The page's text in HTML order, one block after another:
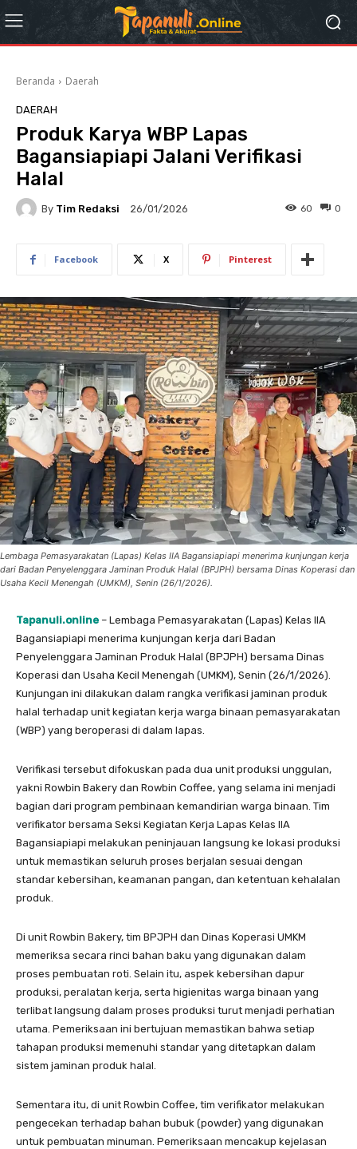
Beranda Daerah
DAERAH
Produk Karya WBP Lapas
Bagansiapiapi Jalani Verifikasi
Halal
By Tim Redaksi 26/01/2026 0
60
Facebook X Pinterest
Lembaga Pemasyarakatan (Lapas) Kelas IIA Bagansiapiapi menerima kunjungan kerja
dari Badan Penyelenggara Jaminan Produk Halal (BPJPH) bersama Dinas Koperasi dan
Usaha Kecil Menengah (UMKM), Senin (26/1/2026).
Tapanuli.online – Lembaga Pemasyarakatan (Lapas) Kelas IIA
Bagansiapiapi menerima kunjungan kerja dari Badan
Penyelenggara Jaminan Produk Halal (BPJPH) bersama Dinas
Koperasi dan Usaha Kecil Menengah (UMKM), Senin (26/1/2026).
Kunjungan ini dilakukan dalam rangka verifikasi jaminan produk
halal terhadap unit kegiatan kerja warga binaan pemasyarakatan
(WBP) yang beroperasi di dalam lapas.
Verifikasi tersebut difokuskan pada dua unit produksi unggulan,
yakni Rowbin Bakery dan Rowbin Coffee, yang selama ini menjadi
bagian dari program pembinaan kemandirian warga binaan. Tim
verifikator bersama Seksi Kegiatan Kerja Lapas Kelas IIA
Bagansiapiapi melakukan peninjauan langsung ke lokasi produksi
untuk memastikan seluruh proses berjalan sesuai dengan
standar kebersihan, keamanan pangan, dan ketentuan kehalalan
produk.
Di unit Rowbin Bakery, tim BPJPH dan Dinas Koperasi UMKM
memeriksa secara rinci bahan baku yang digunakan dalam
proses pembuatan roti. Selain itu, aspek kebersihan dapur
produksi, peralatan kerja, serta higienitas warga binaan yang
terlibat langsung dalam proses produksi turut menjadi perhatian
utama. Pemeriksaan ini bertujuan memastikan bahwa setiap
tahapan produksi memenuhi standar yang ditetapkan dalam
sistem jaminan produk halal.
Sementara itu, di unit Rowbin Coffee, tim verifikator melakukan
pengecekan terhadap bahan bubuk (powder) yang digunakan
untuk pembuatan minuman. Pemeriksaan mencakup kejelasan